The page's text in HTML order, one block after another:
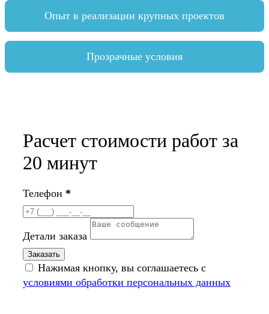
Опыт в реализации крупных проектов
Прозрачные условия
Расчет стоимости работ за
20 минут
Телефон *
Детали заказа
Нажимая кнопку, вы соглашаетесь с
условиями обработки персональных данных